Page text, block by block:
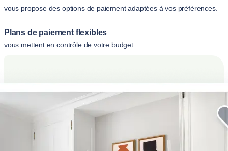
vous propose des options de paiement adaptées à vos préférences.
Plans de paiement flexibles
vous mettent en contrôle de votre budget.